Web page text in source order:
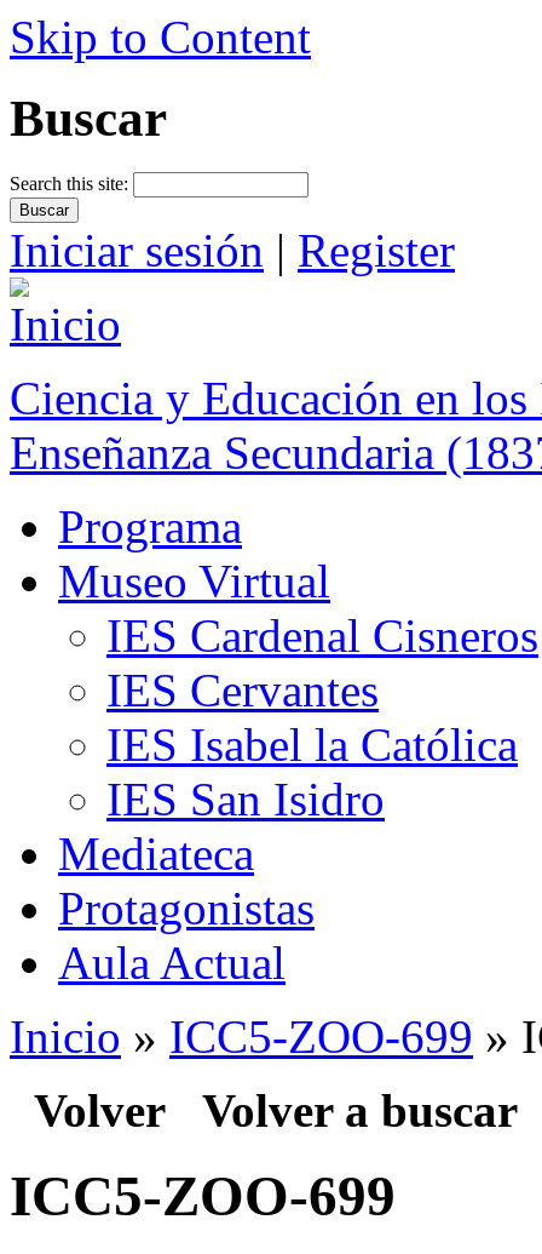
Skip to Content
Buscar
Search this site:
Iniciar sesión | Register
Ciencia y Educación en
Enseñanza Secundaria
Programa
Museo Virtual
IES Cardenal Cisneros
IES Cervantes
IES Isabel la Católica
IES San Isidro
Mediateca
Protagonistas
Aula Actual
Inicio » ICC5-ZOO-699 »
Volver Volver a buscar
ICC5-ZOO-699